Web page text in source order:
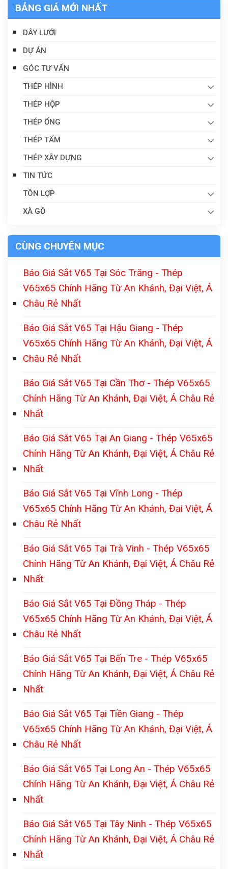
BẢNG GIÁ MỚI NHẤT
DÂY LƯỚI
DỰ ÁN
GÓC TƯ VẤN
THÉP HÌNH
THÉP HỘP
THÉP ỐNG
THÉP TẤM
THÉP XÂY DỰNG
TIN TỨC
TÔN LỢP
XÀ GỒ
CÙNG CHUYÊN MỤC
Báo Giá Sắt V65 Tại Sóc Trăng - Thép
V65x65 Chính Hãng Từ An Khánh, Đại Việt, Á
Châu Rẻ Nhất
Báo Giá Sắt V65 Tại Hậu Giang - Thép
V65x65 Chính Hãng Từ An Khánh, Đại Việt, Á
Châu Rẻ Nhất
Báo Giá Sắt V65 Tại Cần Thơ - Thép V65x65
Chính Hãng Từ An Khánh, Đại Việt, Á Châu Rẻ
Nhất
Báo Giá Sắt V65 Tại An Giang - Thép V65x65
Chính Hãng Từ An Khánh, Đại Việt, Á Châu Rẻ
Nhất
Báo Giá Sắt V65 Tại Vĩnh Long - Thép
V65x65 Chính Hãng Từ An Khánh, Đại Việt, Á
Châu Rẻ Nhất
Báo Giá Sắt V65 Tại Trà Vinh - Thép V65x65
Chính Hãng Từ An Khánh, Đại Việt, Á Châu Rẻ
Nhất
Báo Giá Sắt V65 Tại Đồng Tháp - Thép
V65x65 Chính Hãng Từ An Khánh, Đại Việt, Á
Châu Rẻ Nhất
Báo Giá Sắt V65 Tại Bến Tre - Thép V65x65
Chính Hãng Từ An Khánh, Đại Việt, Á Châu Rẻ
Nhất
Báo Giá Sắt V65 Tại Tiền Giang - Thép
V65x65 Chính Hãng Từ An Khánh, Đại Việt, Á
Châu Rẻ Nhất
Báo Giá Sắt V65 Tại Long An - Thép V65x65
Chính Hãng Từ An Khánh, Đại Việt, Á Châu Rẻ
Nhất
Báo Giá Sắt V65 Tại Tây Ninh - Thép V65x65
Chính Hãng Từ An Khánh, Đại Việt, Á Châu Rẻ
Nhất